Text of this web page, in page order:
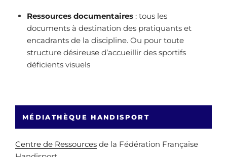
Ressources documentaires : tous les
documents à destination des pratiquants et
encadrants de la discipline. Ou pour toute
structure désireuse d’accueillir des sportifs
déficients visuels
MÉDIATHÈQUE HANDISPORT
Centre de Ressources de la Fédération Française